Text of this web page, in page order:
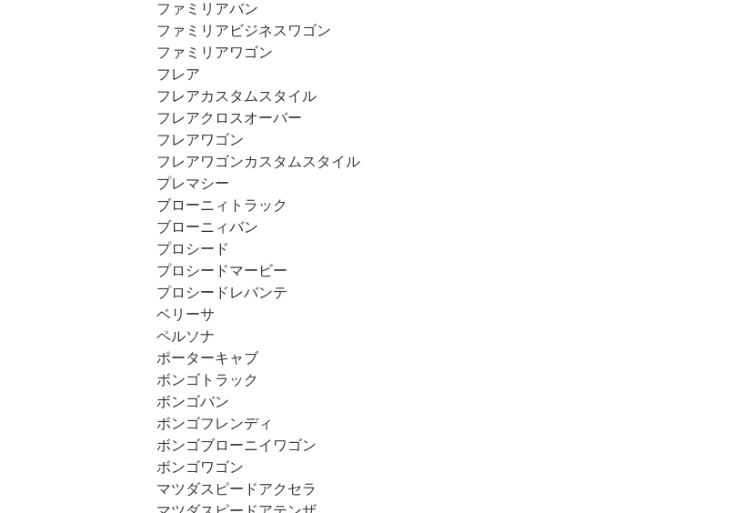
ファミリアバン
ファミリアビジネスワゴン
ファミリアワゴン
フレア
フレアカスタムスタイル
フレアクロスオーバー
フレアワゴン
フレアワゴンカスタムスタイル
プレマシー
ブローニィトラック
ブローニィバン
プロシード
プロシードマービー
プロシードレバンテ
ベリーサ
ペルソナ
ポーターキャブ
ボンゴトラック
ボンゴバン
ボンゴフレンディ
ボンゴブローニイワゴン
ボンゴワゴン
マツダスピードアクセラ